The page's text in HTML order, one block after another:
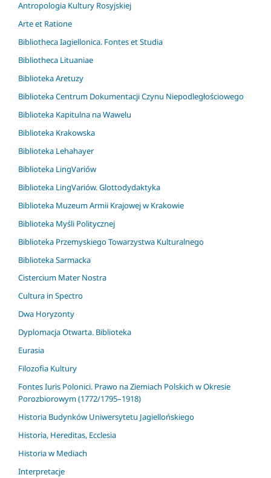
Antropologia Kultury Rosyjskiej
Arte et Ratione
Bibliotheca Iagiellonica. Fontes et Studia
Bibliotheca Lituaniae
Biblioteka Aretuzy
Biblioteka Centrum Dokumentacji Czynu Niepodległościowego
Biblioteka Kapitulna na Wawelu
Biblioteka Krakowska
Biblioteka Lehahayer
Biblioteka LingVariów
Biblioteka LingVariów. Glottodydaktyka
Biblioteka Muzeum Armii Krajowej w Krakowie
Biblioteka Myśli Politycznej
Biblioteka Przemyskiego Towarzystwa Kulturalnego
Biblioteka Sarmacka
Cistercium Mater Nostra
Cultura in Spectro
Dwa Horyzonty
Dyplomacja Otwarta. Biblioteka
Eurasia
Filozofia Kultury
Fontes Iuris Polonici. Prawo na Ziemiach Polskich w Okresie
Porozbiorowym (1772/1795–1918)
Historia Budynków Uniwersytetu Jagiellońskiego
Historia, Hereditas, Ecclesia
Historia w Mediach
Interpretacje